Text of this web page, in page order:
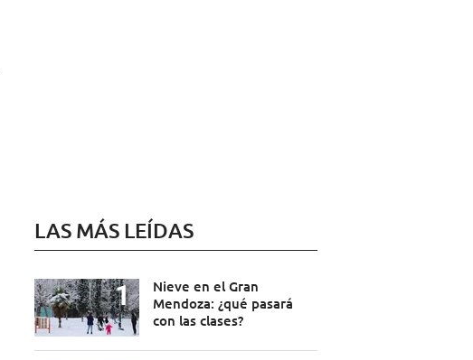
LAS MÁS LEÍDAS
Nieve en el Gran
Mendoza: ¿qué pasará
con las clases?